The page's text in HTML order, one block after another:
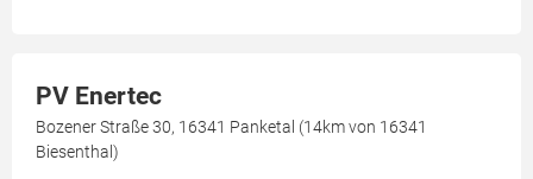
PV Enertec
Bozener Straße 30, 16341 Panketal (14km von 16341
Biesenthal)